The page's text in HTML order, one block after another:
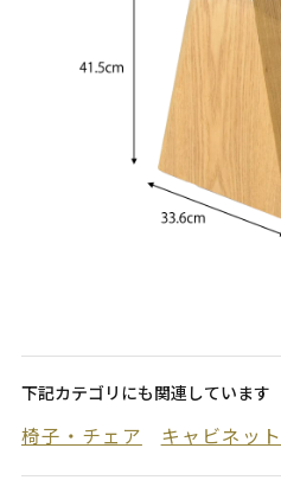
下記カテゴリにも関連しています
椅子・チェア キャビネッ